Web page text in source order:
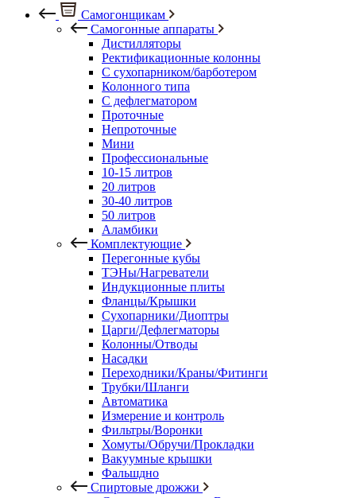
Самогонщикам
Самогонные аппараты
Дистилляторы
Ректификационные колонны
С сухопарником/барботером
Колонного типа
С дефлегматором
Проточные
Непроточные
Мини
Профессиональные
10-15 литров
20 литров
30-40 литров
50 литров
Аламбики
Комплектующие
Перегонные кубы
ТЭНы/Нагреватели
Индукционные плиты
Фланцы/Крышки
Сухопарники/Диоптры
Царги/Дефлегматоры
Колонны/Отводы
Насадки
Переходники/Краны/Фитинги
Трубки/Шланги
Автоматика
Измерение и контроль
Фильтры/Воронки
Хомуты/Обручи/Прокладки
Вакуумные крышки
Фальшдно
Спиртовые дрожжи